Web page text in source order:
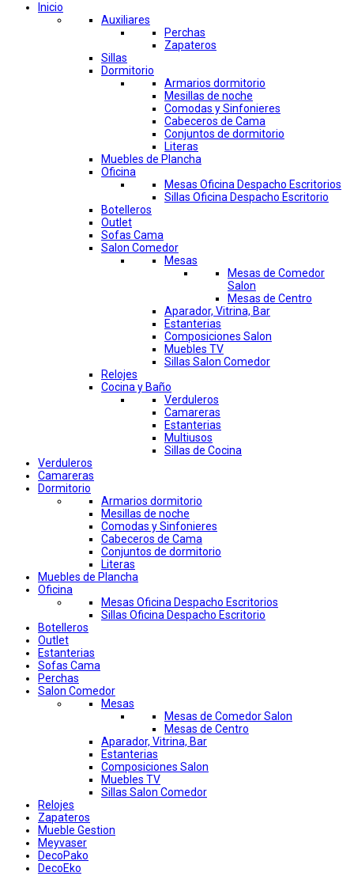
Inicio
Auxiliares
Perchas
Zapateros
Sillas
Dormitorio
Armarios dormitorio
Mesillas de noche
Comodas y Sinfonieres
Cabeceros de Cama
Conjuntos de dormitorio
Literas
Muebles de Plancha
Oficina
Mesas Oficina Despacho Escritorios
Sillas Oficina Despacho Escritorio
Botelleros
Outlet
Sofas Cama
Salon Comedor
Mesas
Mesas de Comedor
Salon
Mesas de Centro
Aparador, Vitrina, Bar
Estanterias
Composiciones Salon
Muebles TV
Sillas Salon Comedor
Relojes
Cocina y Baño
Verduleros
Camareras
Estanterias
Multiusos
Sillas de Cocina
Verduleros
Camareras
Dormitorio
Armarios dormitorio
Mesillas de noche
Comodas y Sinfonieres
Cabeceros de Cama
Conjuntos de dormitorio
Literas
Muebles de Plancha
Oficina
Mesas Oficina Despacho Escritorios
Sillas Oficina Despacho Escritorio
Botelleros
Outlet
Estanterias
Sofas Cama
Perchas
Salon Comedor
Mesas
Mesas de Comedor Salon
Mesas de Centro
Aparador, Vitrina, Bar
Estanterias
Composiciones Salon
Muebles TV
Sillas Salon Comedor
Relojes
Zapateros
Mueble Gestion
Meyvaser
DecoPako
DecoEko